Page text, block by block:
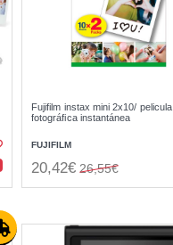
Fujifilm instax mini 2x10/ pelicula
fotográfica instantánea
FUJIFILM
20,42€ 26,55€